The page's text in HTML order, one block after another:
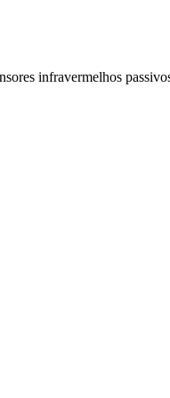
infravermelhos